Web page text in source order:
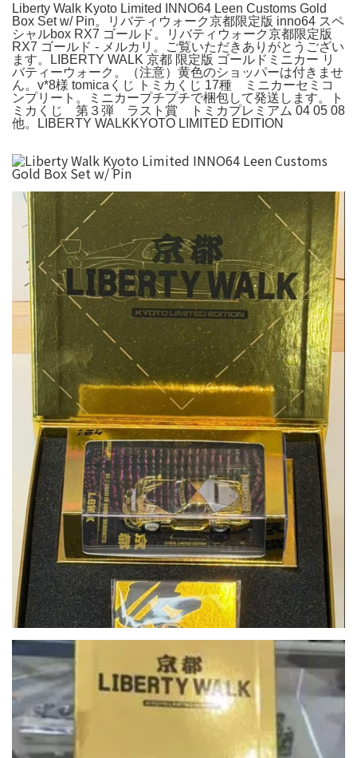
Liberty Walk Kyoto Limited INNO64 Leen Customs Gold
Box Set w/ Pin。リバティウォーク京都限定版 inno64 スペ
シャルbox RX7 ゴールド。リバティウォーク京都限定版
RX7 ゴールド - メルカリ。ご覧いただきありがとうござい
ます。LIBERTY WALK 京都 限定版 ゴールドミニカー リ
バティーウォーク。（注意）黄色のショッパーは付きませ
ん。v*8様 tomicaくじ トミカくじ 17種 ミニカーセミコ
ンプリート。ミニカープチプチで梱包して発送します。ト
ミカくじ 第３弾 ラスト賞 トミカプレミアム 04 05 08
他。LIBERTY WALKKYOTO LIMITED EDITION